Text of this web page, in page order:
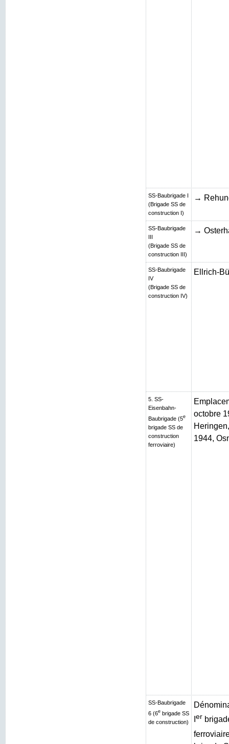
SS-Baubrigade I
(Brigade SS de
construction I)
→
SS-Baubrigade
III
(Brigade SS de
construction III)
→
SS-Baubrigade
IV
(Brigade SS de
construction IV)
Ellrich-
5. SS-
Eisenbahn-
Baubrigade (5e
brigade SS de
construction
ferroviaire)
octobre
1944,
SS-Baubrigade
6 (6e brigade SS
de construction)
er